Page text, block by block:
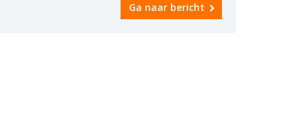
Ga naar bericht